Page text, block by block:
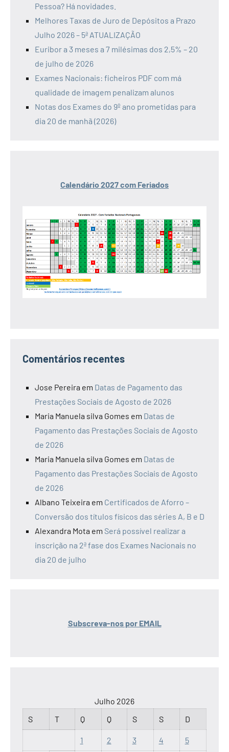
Pessoa? Há novidades.
Melhores Taxas de Juro de Depósitos a Prazo
Julho 2026 – 5ª ATUALIZAÇÃO
Euribor a 3 meses a 7 milésimas dos 2,5% – 20
de julho de 2026
Exames Nacionais: ficheiros PDF com má
qualidade de imagem penalizam alunos
Notas dos Exames do 9º ano prometidas para
dia 20 de manhã (2026)
Calendário 2027 com Feriados
Comentários recentes
Jose Pereira em Datas de Pagamento das
Prestações Sociais de Agosto de 2026
Maria Manuela silva Gomes em Datas de
Pagamento das Prestações Sociais de Agosto
de 2026
Maria Manuela silva Gomes em Datas de
Pagamento das Prestações Sociais de Agosto
de 2026
Albano Teixeira em Certificados de Aforro –
Conversão dos títulos físicos das séries A, B e D
Alexandra Mota em Será possível realizar a
inscrição na 2ª fase dos Exames Nacionais no
dia 20 de julho
Subscreva-nos por EMAIL
Julho 2026
S
T Q Q S S D
1 2 3 4 5